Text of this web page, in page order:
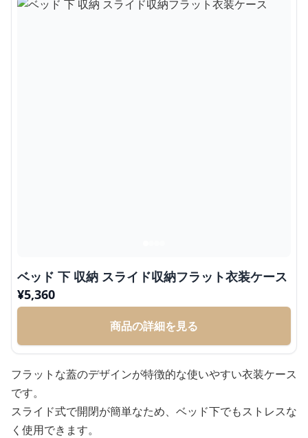
ベッド 下 収納 スライド収納フラット衣装ケース
¥5,360
商品の詳細を見る
フラットな蓋のデザインが特徴的な使いやすい衣装ケース
です。
スライド式で開閉が簡単なため、ベッド下でもストレスな
く使用できます。